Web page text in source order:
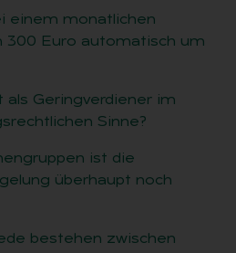
einem monatlichen
300 Euro automatisch um
als Geringverdiener im
Sinne?
ist die
überhaupt noch
bestehen zwischen